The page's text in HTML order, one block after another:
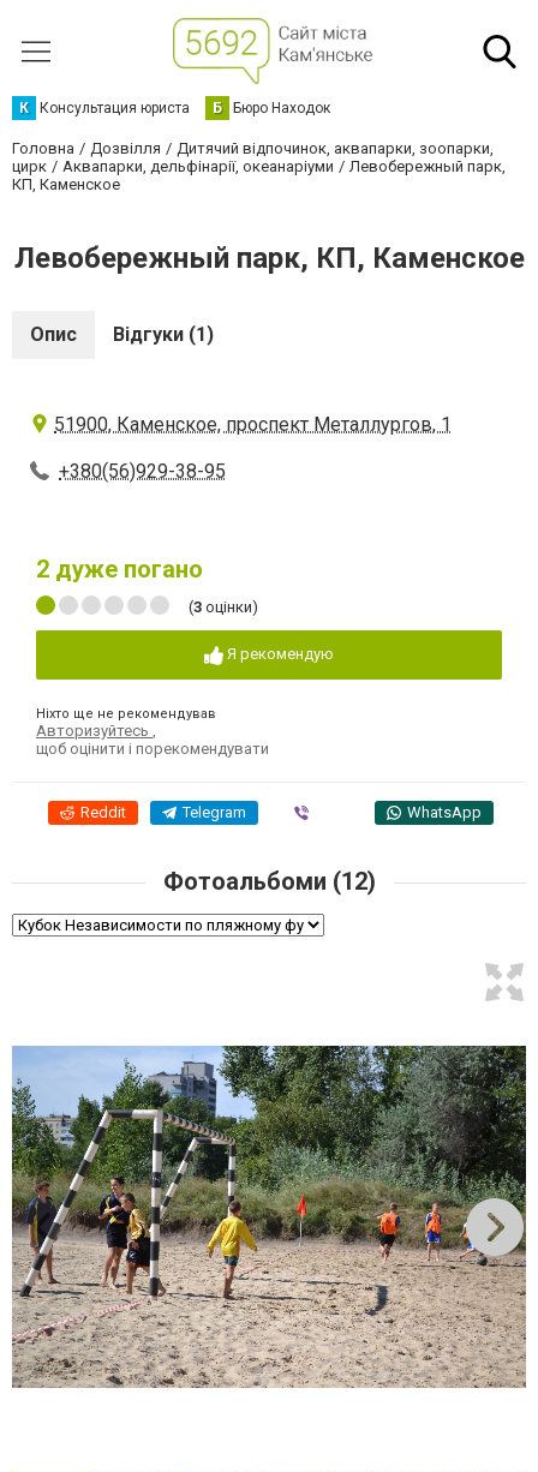
К Консультация юриста Б Бюро Находок
Головна Дозвілля
Дитячий відпочинок, аквапарки, зоопарки,
цирк
Аквапарки, дельфінарії, океанаріуми
Левобережный парк,
КП, Каменское
Левобережный парк, КП, Каменское
Опис Відгуки (1)
51900, Каменское, проспект Металлургов, 1
+380(56)929-38-95
2 дуже погано
(3 оцінки)
Я рекомендую
Ніхто ще не рекомендував
Авторизуйтесь
щоб оцінити і порекомендувати
Reddit Telegram WhatsApp
Фотоальбоми (12)